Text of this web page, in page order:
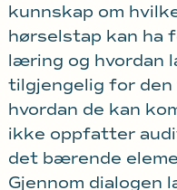
kunnskap om
hørselstap kan ha
læring og hvordan
tilgjengelig for
hvordan de kan
ikke oppfatter
det bærende
Gjennom dialogen